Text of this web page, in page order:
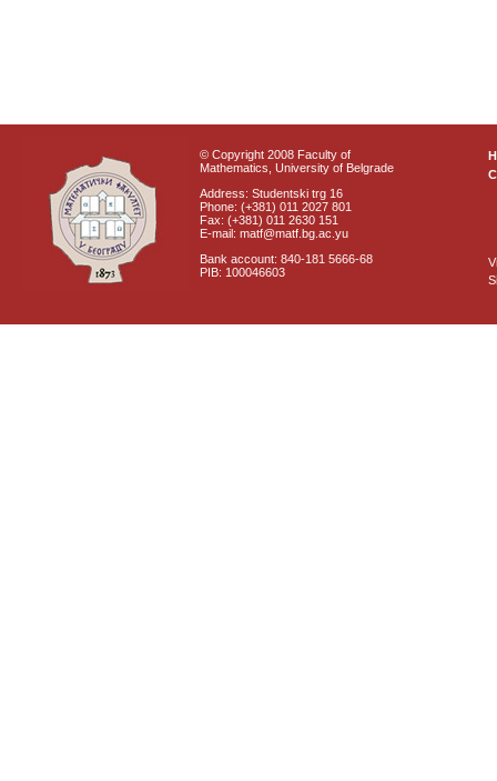
© Copyright 2008 Faculty of
Mathematics, University of Belgrade
Address: Studentski trg 16
Phone: (+381) 011 2027 801
Fax: (+381) 011 2630 151
E-mail: matf@matf.bg.ac.yu
Bank account: 840-181 5666-68
PIB: 100046603